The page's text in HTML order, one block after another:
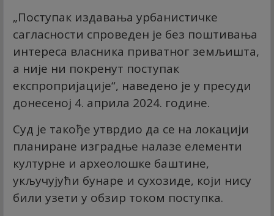
„Поступак издавања урбанистичке
сагласности спроведен је без поштивања
интереса власника приватног земљишта,
а није ни покренут поступак
експропријације“, наведено је у пресуди
донесеној 4. априла 2024. године.
Суд је такође утврдио да се на локацији
планиране изградње налазе елементи
културне и археолошке баштине,
укључујући бунаре и сухозиде, који нису
били узети у обзир током поступка.